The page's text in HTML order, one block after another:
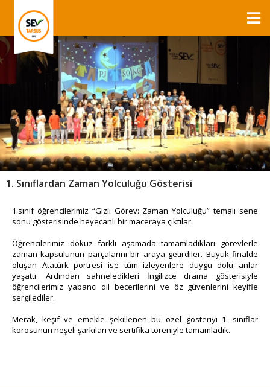
1. Sınıflardan Zaman Yolculuğu Gösterisi
1.sınıf öğrencilerimiz “Gizli Görev: Zaman Yolculuğu” temalı sene
sonu gösterisinde heyecanlı bir maceraya çıktılar.
Öğrencilerimiz dokuz farklı aşamada tamamladıkları görevlerle
zaman kapsülünün parçalarını bir araya getirdiler. Büyük finalde
oluşan Atatürk portresi ise tüm izleyenlere duygu dolu anlar
yaşattı. Ardından sahneledikleri İngilizce drama gösterisiyle
öğrencilerimiz yabancı dil becerilerini ve öz güvenlerini keyifle
sergilediler.
Merak, keşif ve emekle şekillenen bu özel gösteriyi 1. sınıflar
korosunun neşeli şarkıları ve sertifika töreniyle tamamladık.